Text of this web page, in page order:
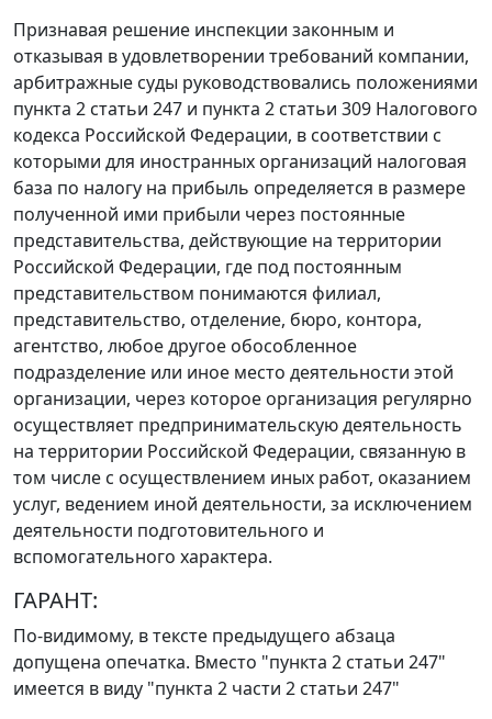
Признавая решение инспекции законным и
отказывая в удовлетворении требований компании,
арбитражные суды руководствовались положениями
пункта 2 статьи 247 и пункта 2 статьи 309 Налогового
кодекса Российской Федерации, в соответствии с
которыми для иностранных организаций налоговая
база по налогу на прибыль определяется в размере
полученной ими прибыли через постоянные
представительства, действующие на территории
Российской Федерации, где под постоянным
представительством понимаются филиал,
представительство, отделение, бюро, контора,
агентство, любое другое обособленное
подразделение или иное место деятельности этой
организации, через которое организация регулярно
осуществляет предпринимательскую деятельность
на территории Российской Федерации, связанную в
том числе с осуществлением иных работ, оказанием
услуг, ведением иной деятельности, за исключением
деятельности подготовительного и
вспомогательного характера.
ГАРАНТ:
По-видимому, в тексте предыдущего абзаца
допущена опечатка. Вместо "пункта 2 статьи 247"
имеется в виду "пункта 2 части 2 статьи 247"